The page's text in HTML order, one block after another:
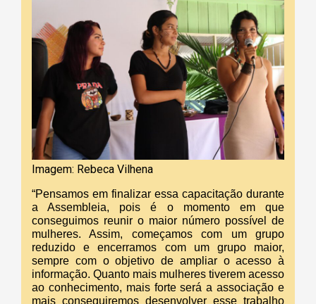
Imagem: Rebeca Vilhena
“Pensamos em finalizar essa capacitação durante
a Assembleia, pois é o momento em que
conseguimos reunir o maior número possível de
mulheres. Assim, começamos com um grupo
reduzido e encerramos com um grupo maior,
sempre com o objetivo de ampliar o acesso à
informação. Quanto mais mulheres tiverem acesso
ao conhecimento, mais forte será a associação e
mais conseguiremos desenvolver esse trabalho